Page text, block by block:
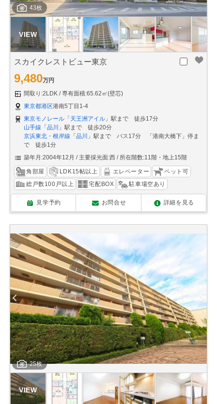
43枚
スカイクレストビュー東京
9,480万円
間取り:2LDK
専有面積:65.62㎡(壁芯)
東京都港区港南5丁目1-4
東京モノレール 「 天王洲アイル 」駅まで 徒歩17分
山手線 「 品川
」駅まで 徒歩20分
京浜東北・根岸線 「 品川
」駅まで バス17分 「港南大橋下」停ま
で 徒歩1分
築年月:2004年12月
主要採光面:西 所在階数:11階・地上15階
角部屋 LDK15帖以上 エレベーター
ペット可
総戸数100戸以上
宅配BOX 駐車場空あり
見学予約 お問合せ 詳細を見る
25枚